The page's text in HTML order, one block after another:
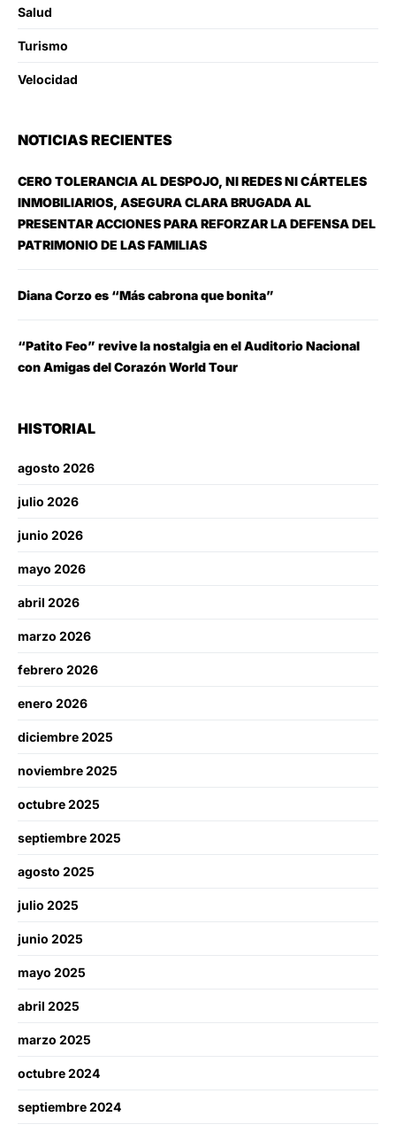
Salud
Turismo
Velocidad
NOTICIAS RECIENTES
CERO TOLERANCIA AL DESPOJO, NI REDES NI CÁRTELES
INMOBILIARIOS, ASEGURA CLARA BRUGADA AL
PRESENTAR ACCIONES PARA REFORZAR LA DEFENSA DEL
PATRIMONIO DE LAS FAMILIAS
Diana Corzo es “Más cabrona que bonita”
“Patito Feo” revive la nostalgia en el Auditorio Nacional
con Amigas del Corazón World Tour
HISTORIAL
agosto 2026
julio 2026
junio 2026
mayo 2026
abril 2026
marzo 2026
febrero 2026
enero 2026
diciembre 2025
noviembre 2025
octubre 2025
septiembre 2025
agosto 2025
julio 2025
junio 2025
mayo 2025
abril 2025
marzo 2025
octubre 2024
septiembre 2024